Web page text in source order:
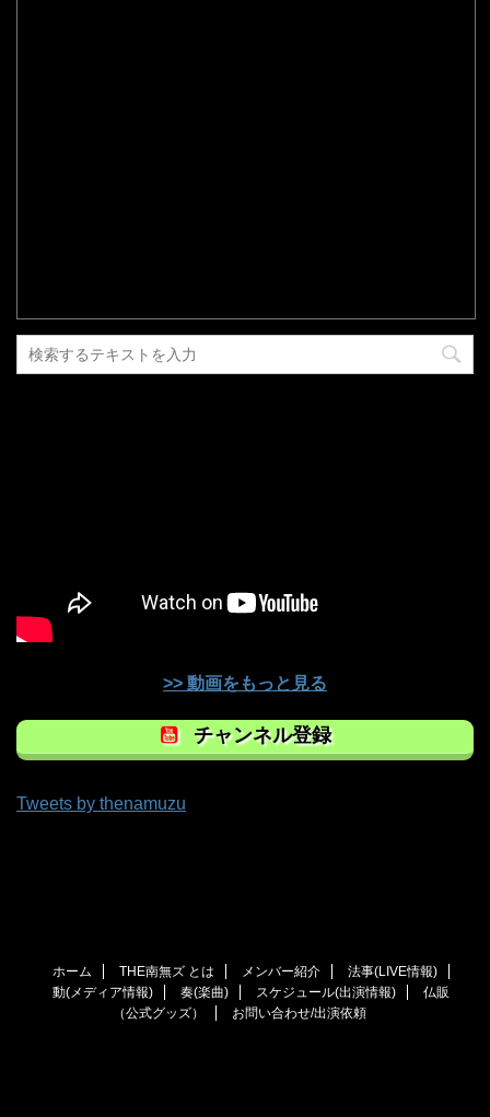
>> 動画をもっと見る
チャンネル登録
Tweets by thenamuzu
ホーム THE南無ズ とは メンバー紹介
法事(LIVE情報)
動(メディア情報)
奏(楽曲) スケジュール(出演情報)
仏販
（公式グッズ）
お問い合わせ/出演依頼